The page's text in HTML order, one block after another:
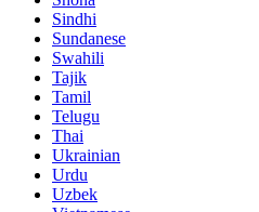
Sindhi
Sundanese
Swahili
Tajik
Tamil
Telugu
Thai
Ukrainian
Urdu
Uzbek